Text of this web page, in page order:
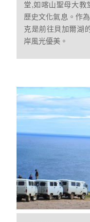
堂,如喀山聖母大教
歷史文化氣息。作
克是前往貝加爾湖
岸風光優美。